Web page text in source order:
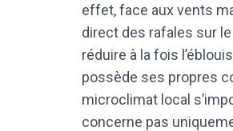
effet, face aux vents
direct des rafales sur
réduire à la fois
possède ses propres
microclimat local
concerne pas